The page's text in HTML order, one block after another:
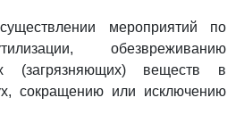
мероприятий по
обезвреживанию
(загрязняющих) веществ в
сокращению или исключению